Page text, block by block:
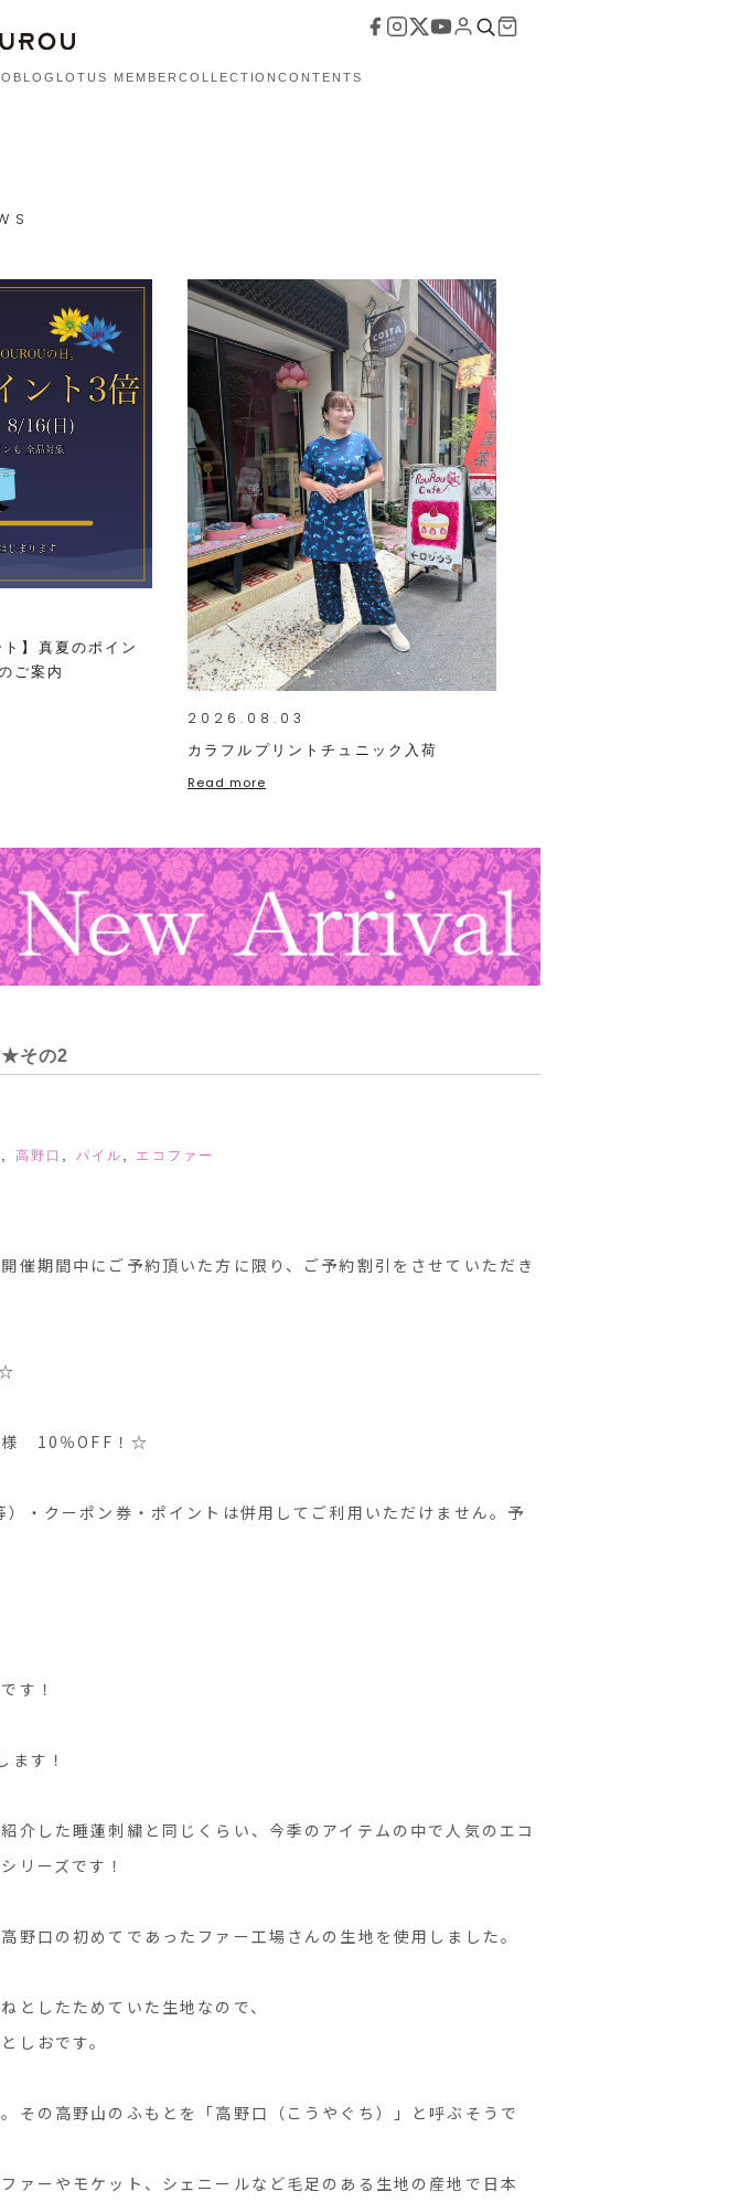
BLOG LOTUS MEMBER COLLECTIONCONTENTS
】真夏のポイン
ご案内
2026.08.03
カラフルプリントチュニック入荷
Read more
★その2
高野口 パイル エコファー
催期間中にご予約頂いた方に限り、ご予約割引をさせていただき
様 10％OFF！☆
・クーポン券・ポイントは併用してご利用いただけません。予
す！
ます！
介した睡蓮刺繍と同じくらい、今季のアイテムの中で人気のエコ
リーズです！
野口の初めてであったファー工場さんの生地を使用しました。
としたためていた生地なので、
しおです。
その高野山のふもとを「高野口（こうやぐち）」と呼ぶそうで
ァーやモケット、シェニールなど毛足のある生地の産地で日本